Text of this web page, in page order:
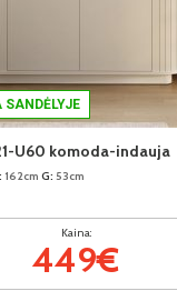
SANDĖLYJE
U60 komoda-indauja
162cm G: 53cm
Kaina:
449€